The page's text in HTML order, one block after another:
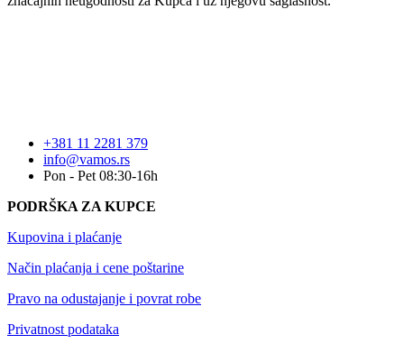
+381 11 2281 379
info@vamos.rs
Pon - Pet 08:30-16h
PODRŠKA ZA KUPCE
Kupovina i plaćanje
Način plaćanja i cene poštarine
Pravo na odustajanje i povrat robe
Privatnost podataka